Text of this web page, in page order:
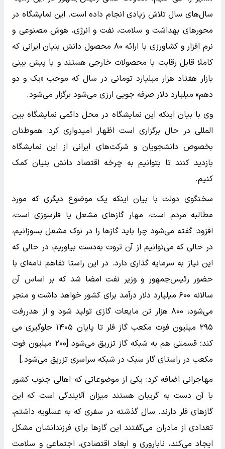
سال‌های سال تلاش زیادی انجام داده است. این نمایشگاه در
محورهای بهداشت و سلامت، نفت و انرژی، هوش مصنوعی و
نرم افزار و کشاورزی با ارائه ۸۰ محصول دانش بنیان ایرانی که
کاملا قابل رقابت با محصولات خارجی هستند و با پیش بینی
بازار هفتاد هزار میلیارد تومانی در سال که موجب «یک و دو
دهم» میلیارد دلار صرفه جویی ارزی می‌شود برگزار می‌شود.
وی با بیان اینکه این نمایشگاه در محل دائمی نمایشگاه بین
المللی در حال برگزاری است اظهار امیدواری کرد: هموطنان
بخصوص دانشجویان و شرکت‌های ایرانی از این نمایشگاه
بازدید کنند تا بتوانیم به چرخه اقتصاد دانش بنیان کمک
کنیم.
سخنگوی دولت با بیان اینکه یک موضوع دیگری که مورد
مطالبه مردم است، مهار گازهای مشعل یا فلرسوزی است،
افزود: گفته می‌شود چرا باید گازها را در نوک مشعل بسوزانیم،
در حالی که می‌توانیم از آن ثروت به‌دست بیاوریم، در حالی که
این نیاز به سرمایه گذاری دارد. در این راستا تفاهم نامه‌ای با
حضور رئیس‌جمهور و وزیر نفت امضا شد که بر اساس آن
سالانه ۶۰۰ میلیارد دلار درآمد برای کشور خواهد داشت و منجر
می‌شود، ۸۰۰ هزار تن مایعات گازی تولید شود و از هدررفت
۲۹۵ میلیون فوت مکعب گاز فلر تا پایان ۱۴۰۵ جلوگیری می
کند؛ قسمتی هم به شبکه گاز تزریق می‌شود [۲۰۰ میلیون فوت
مکعب در راستای گاز سبک در شبکه سراسری تزریق می‌شود.]
مهاجرانی اضافه کرد: یکی از موضوعاتی که اهالی جنوب کشور
با آن دست به گریبان هستند میزان آلایندگی است که این
گازهای فلر دارند. سال گذشته در سفری که به عسلویه داشتم،
تعدادی از مادران می‌گفتند این گازها برای فرزندانشان مشکل
ایجاد می‌کند، ناباروری و ابعاد اقتصادی، اجتماعی و سلامت